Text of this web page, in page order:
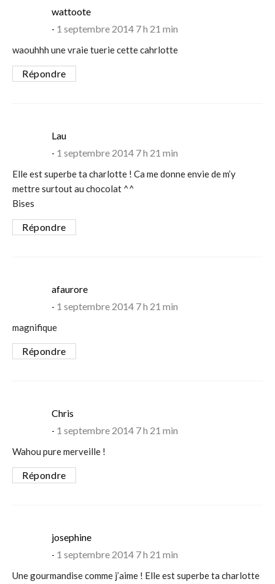
wattootesays:
1 septembre 2014 7 h 21 min
waouhhh une vraie tuerie cette cahrlotte
Répondre
Lausays:
1 septembre 2014 7 h 21 min
Elle est superbe ta charlotte ! Ca me donne envie de m’y
mettre surtout au chocolat ^^
Bises
Répondre
afauroresays:
1 septembre 2014 7 h 21 min
magnifique
Répondre
Chris
1 septembre 2014 7 h 21 min
Wahou pure merveille !
Répondre
josephinesays:
1 septembre 2014 7 h 21 min
Une gourmandise comme j’aime ! Elle est superbe ta charlotte